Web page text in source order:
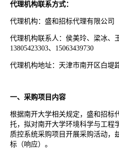
代理机构联系方式：
代理机构：盛和招标代理有限公司
代理机构联系人：侯美玲、梁冰、
13805423303、15063439730
代理机构地址：天津市南开区白堤
一、采购项目内容
根据南开大学相关规定，盛和招标
托，拟对南开大学环境科学与工程
质控系统采购项目开展采购活动，
标（响应）。